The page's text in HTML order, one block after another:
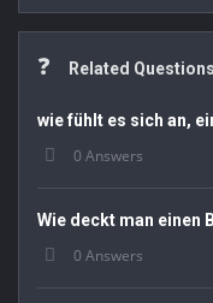
Related Questions
wie fühlt es sich an,
0 Answers
Wie deckt man einen
0 Answers